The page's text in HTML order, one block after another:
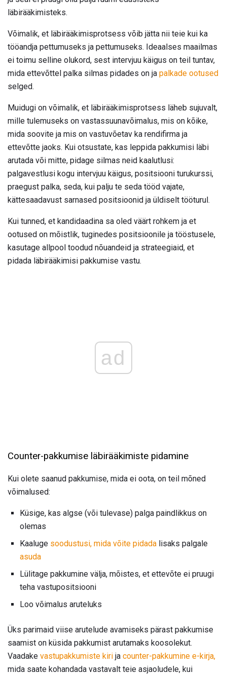
läbirääkimisteks.
Võimalik, et läbirääkimisprotsess võib jätta nii teie kui ka
tööandja pettumuseks ja pettumuseks. Ideaalses maailmas
ei toimu selline olukord, sest intervjuu käigus on teil tuntav,
mida ettevõttel palka silmas pidades on ja palkade ootused
selged.
Muidugi on võimalik, et läbirääkimisprotsess läheb sujuvalt,
mille tulemuseks on vastassuunavõimalus, mis on kõike,
mida soovite ja mis on vastuvõetav ka rendifirma ja
ettevõtte jaoks. Kui otsustate, kas leppida pakkumisi läbi
arutada või mitte, pidage silmas neid kaalutlusi:
palgavestlusi kogu intervjuu käigus, positsiooni turukurssi,
praegust palka, seda, kui palju te seda tööd vajate,
kättesaadavust sarnased positsioonid ja üldiselt tööturul.
Kui tunned, et kandidaadina sa oled väärt rohkem ja et
ootused on mõistlik, tuginedes positsioonile ja tööstusele,
kasutage allpool toodud nõuandeid ja strateegiaid, et
pidada läbirääkimisi pakkumise vastu.
ad
Counter-pakkumise läbirääkimiste pidamine
Kui olete saanud pakkumise, mida ei oota, on teil mõned
võimalused:
Küsige, kas algse (või tulevase) palga paindlikkus on
olemas
Kaaluge soodustusi, mida võite pidada lisaks palgale
asuda
Lülitage pakkumine välja, mõistes, et ettevõte ei pruugi
teha vastupositsiooni
Loo võimalus aruteluks
Üks parimaid viise arutelude avamiseks pärast pakkumise
saamist on küsida pakkumist arutamaks koosolekut.
Vaadake vastupakkumiste kiri ja counter-pakkumine e-kirja,
mida saate kohandada vastavalt teie asjaoludele, kui